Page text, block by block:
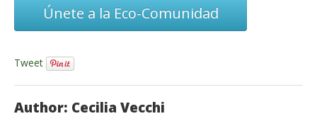
Únete a la Eco-Comunidad
Tweet
Author: Cecilia Vecchi